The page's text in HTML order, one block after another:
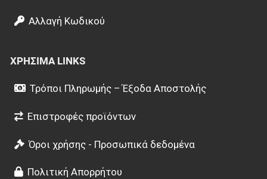
Αλλαγή Κωδικού
ΧΡΉΣΙΜΑ LINKS
Τρόποι Πληρωμής – Έξοδα Αποστολής
Επιστροφές προϊόντων
Όροι χρήσης - Προσωπικά δεδομένα
Πολιτική Απορρήτου